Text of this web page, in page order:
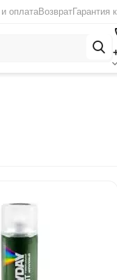
оплатаВозвратГарантия